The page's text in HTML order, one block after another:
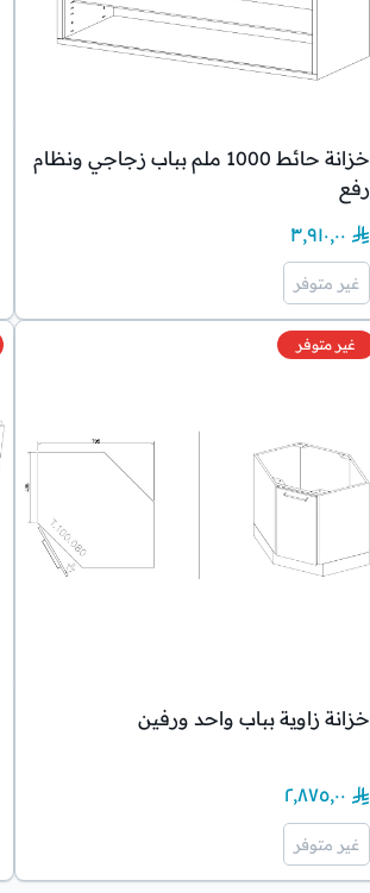
خزانة حائط 1000 ملم بباب زجاجي ونظام
رفع
٣٬٩١٠٫٠٠
غير متوفر
غير متوفر
خزانة زاوية بباب واحد ورفين
٢٬٨٧٥٫٠٠
غير متوفر